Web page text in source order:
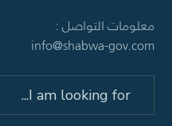
معلومات التواصل :
info@shabwa-gov.com